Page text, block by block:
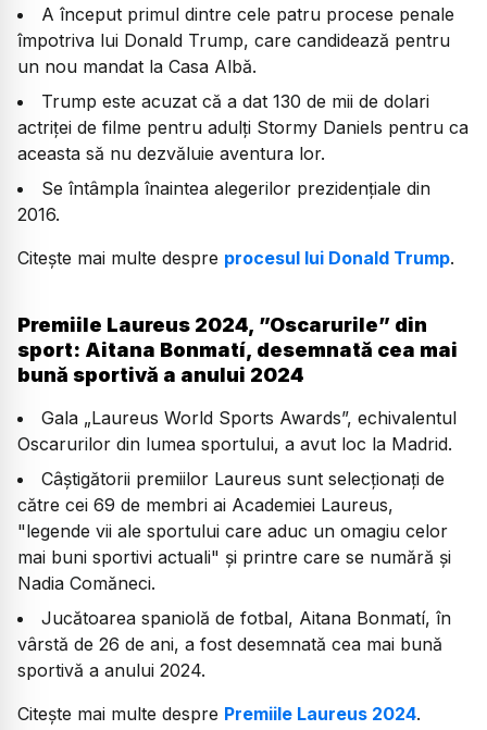
A început primul dintre cele patru procese penale
împotriva lui Donald Trump, care candidează pentru
un nou mandat la Casa Albă.
Trump este acuzat că a dat 130 de mii de dolari
actriței de filme pentru adulți Stormy Daniels pentru ca
aceasta să nu dezvăluie aventura lor.
Se întâmpla înaintea alegerilor prezidențiale din
2016.
Citește mai multe despre procesul lui Donald Trump.
Premiile Laureus 2024, ”Oscarurile” din
sport: Aitana Bonmatí, desemnată cea mai
bună sportivă a anului 2024
Gala „Laureus World Sports Awards”, echivalentul
Oscarurilor din lumea sportului, a avut loc la Madrid.
Câştigătorii premiilor Laureus sunt selecţionaţi de
către cei 69 de membri ai Academiei Laureus,
"legende vii ale sportului care aduc un omagiu celor
mai buni sportivi actuali" şi printre care se numără şi
Nadia Comăneci.
Jucătoarea spaniolă de fotbal, Aitana Bonmatí, în
vârstă de 26 de ani, a fost desemnată cea mai bună
sportivă a anului 2024.
Citește mai multe despre Premiile Laureus 2024.